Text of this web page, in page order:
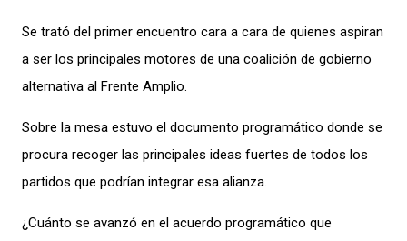
Se trató del primer encuentro cara a cara de quienes aspiran
a ser los principales motores de una coalición de gobierno
alternativa al Frente Amplio.
Sobre la mesa estuvo el documento programático donde se
procura recoger las principales ideas fuertes de todos los
partidos que podrían integrar esa alianza.
¿Cuánto se avanzó en el acuerdo programático que